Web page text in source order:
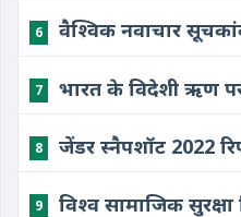
6 वैश्विक नवाचार
7 भारत के विदेशी ऋण पर
8 जेंडर स्नैपशॉट 2022
9 विश्व सामाजिक